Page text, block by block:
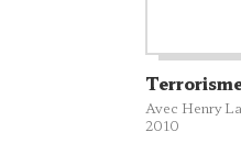
Avec Henry
2010